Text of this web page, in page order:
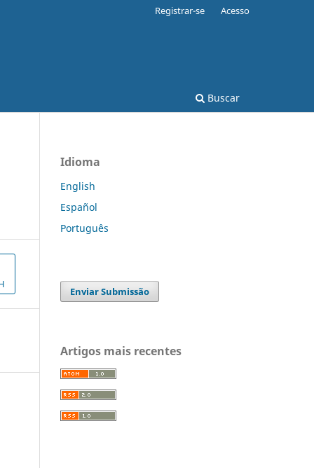
Buscar
Registrar-se Acesso
Idioma
English
Español
Português
Enviar Submissão
Artigos mais recentes